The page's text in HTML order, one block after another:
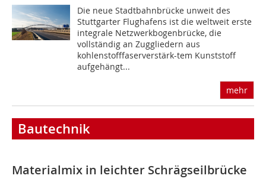
Die neue Stadtbahnbrücke unweit des
Stuttgarter Flughafens ist die weltweit erste
integrale Netzwerkbogenbrücke, die
vollständig an Zuggliedern aus
kohlenstofffaserverstärk-tem Kunststoff
aufgehängt...
mehr
Bautechnik
Materialmix in leichter Schrägseilbrücke